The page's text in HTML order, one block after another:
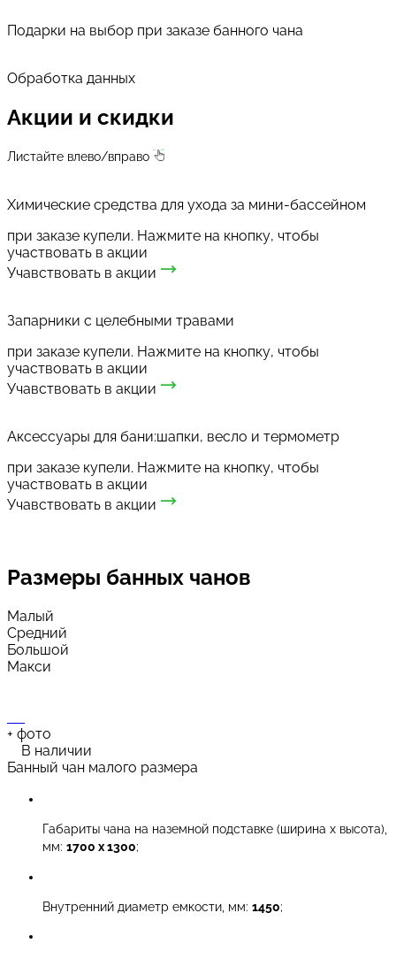
Подарки на выбор при заказе банного чана
Обработка данных
Акции и скидки
Листайте влево/вправо
Химические средства для ухода за мини-бассейном
при заказе купели. Нажмите на кнопку, чтобы
участвовать в акции
Учавствовать в акции
Запарники с целебными травами
при заказе купели. Нажмите на кнопку, чтобы
участвовать в акции
Учавствовать в акции
Аксессуары для бани:шапки, весло и термометр
при заказе купели. Нажмите на кнопку, чтобы
участвовать в акции
Учавствовать в акции
Размеры банных чанов
Малый
Средний
Большой
Макси
+ фото
В наличии
Банный чан малого размера
Габариты чана на наземной подставке (ширина х высота),
мм: 1700 х 1300;
Внутренний диаметр емкости, мм: 1450;